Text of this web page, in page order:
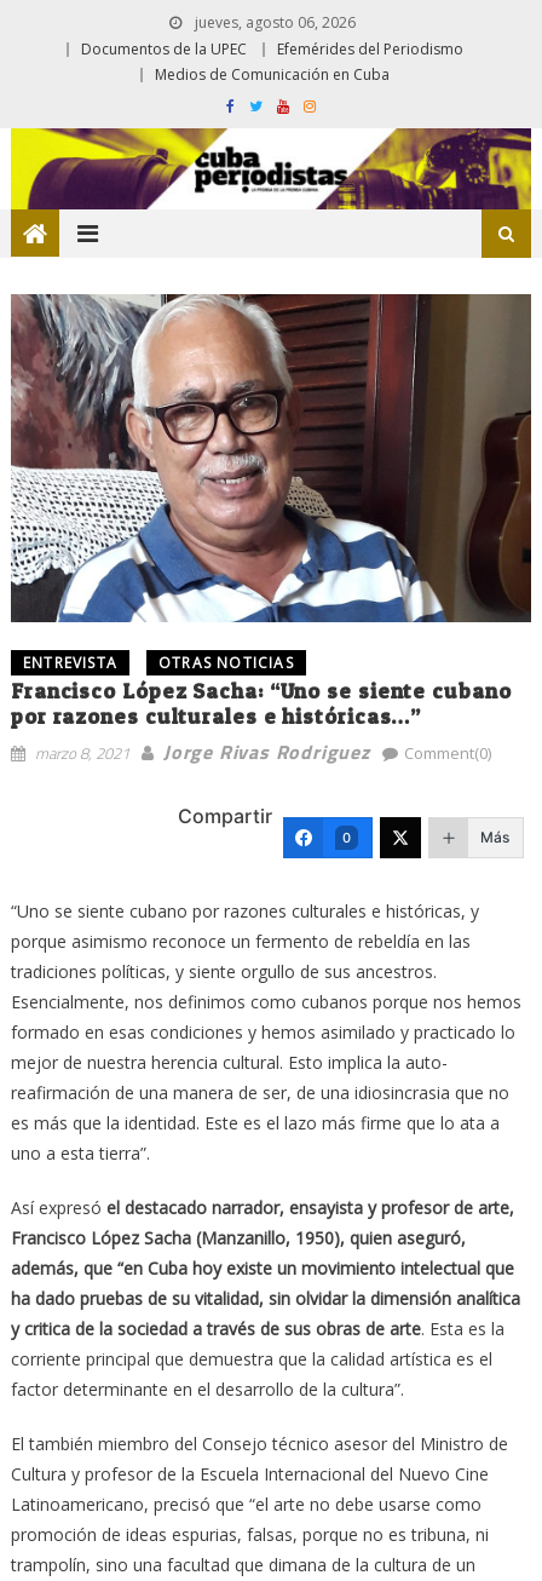
jueves, agosto 06, 2026
Documentos de la UPEC
Efemérides del Periodismo
Medios de Comunicación en Cuba
ENTREVISTA OTRAS NOTICIAS
Francisco López Sacha: “Uno se siente cubano
por razones culturales e históricas…”
marzo 8, 2021 Jorge Rivas Rodriguez Comment(0)
Compartir
0 Más
“Uno se siente cubano por razones culturales e históricas, y
porque asimismo reconoce un fermento de rebeldía en las
tradiciones políticas, y siente orgullo de sus ancestros.
Esencialmente, nos definimos como cubanos porque nos hemos
formado en esas condiciones y hemos asimilado y practicado lo
mejor de nuestra herencia cultural. Esto implica la auto-
reafirmación de una manera de ser, de una idiosincrasia que no
es más que la identidad. Este es el lazo más firme que lo ata a
uno a esta tierra”.
Así expresó el destacado narrador, ensayista y profesor de arte,
Francisco López Sacha (Manzanillo, 1950), quien aseguró,
además, que “en Cuba hoy existe un movimiento intelectual que
ha dado pruebas de su vitalidad, sin olvidar la dimensión analítica
y critica de la sociedad a través de sus obras de arte. Esta es la
corriente principal que demuestra que la calidad artística es el
factor determinante en el desarrollo de la cultura”.
El también miembro del Consejo técnico asesor del Ministro de
Cultura y profesor de la Escuela Internacional del Nuevo Cine
Latinoamericano, precisó que “el arte no debe usarse como
promoción de ideas espurias, falsas, porque no es tribuna, ni
trampolín, sino una facultad que dimana de la cultura de un